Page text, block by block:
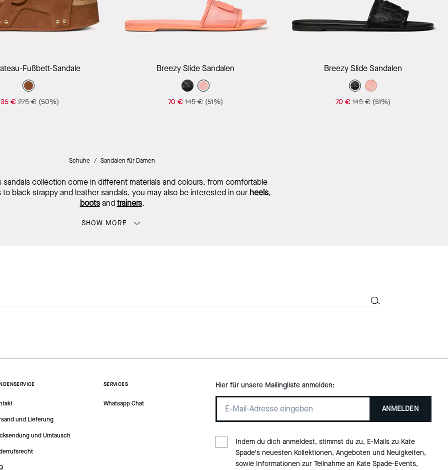
In Den Warenkorb
Fußbett-Sandale
€ 275 € (50%)
In Den Warenkorb
Breezy Slide Sandalen
70 € 145 € (51%)
In Den Warenkorb
Breezy Slide Sandalen
70 € 145 € (51%)
Schuhe / Sandalen für Damen
sandals collection come in different materials and colours. from comfortable
to black strappy and leather sandals. you may also be interested in our heels,
bootsandtrainers.
SHOW MORE
und Lieferung
und Umtausch
SERVICES
Whatsapp Chat
Hier für unsere Mailingliste anmelden:
ANMELDEN
Indem du dich anmeldest, stimmst du zu, E-Mails zu Kate
Spade‘s neuesten Kollektionen, Angeboten und Neuigkeiten,
sowie Informationen zur Teilnahme an Kate Spade-Events,